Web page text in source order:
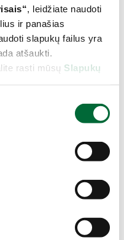
“ , leidžiate naudoti
ir panašias
slapukų failus yra
atšaukti.
rasti mūsų Slapukų